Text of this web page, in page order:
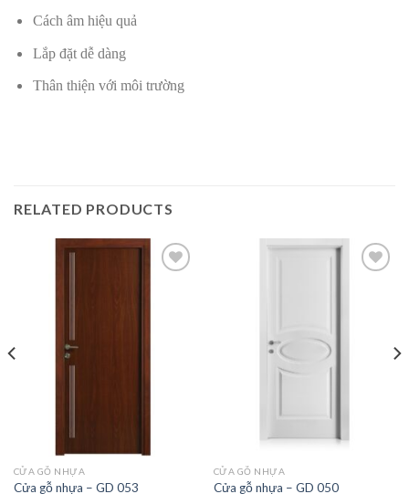
Cách âm hiệu quả
Lắp đặt dễ dàng
Thân thiện với môi trường
RELATED PRODUCTS
CỬA GỖ NHỰA
Cửa gỗ nhựa – GD 053
CỬA GỖ NHỰA
Cửa gỗ nhựa – GD 050